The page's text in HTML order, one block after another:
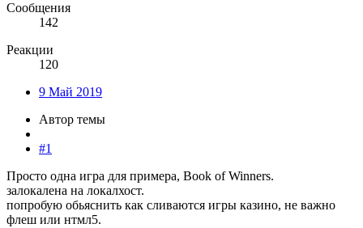
Сообщения
142
Реакции
120
9 Май 2019
Автор темы
#1
Просто одна игра для примера, Book of Winners.
залокалена на локалхост.
попробую обьяснить как сливаются игры казино, не важно
флеш или нтмл5.